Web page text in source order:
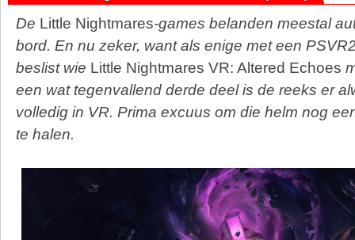
De Little Nightmares-games belanden meestal
bord. En nu zeker, want als enige met een
beslist wie Little Nightmares VR: Altered Echoes
een wat tegenvallend derde deel is de reeks er
volledig in VR. Prima excuus om die helm nog
te halen.